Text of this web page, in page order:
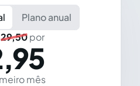
Plano anual
29,50por
mês